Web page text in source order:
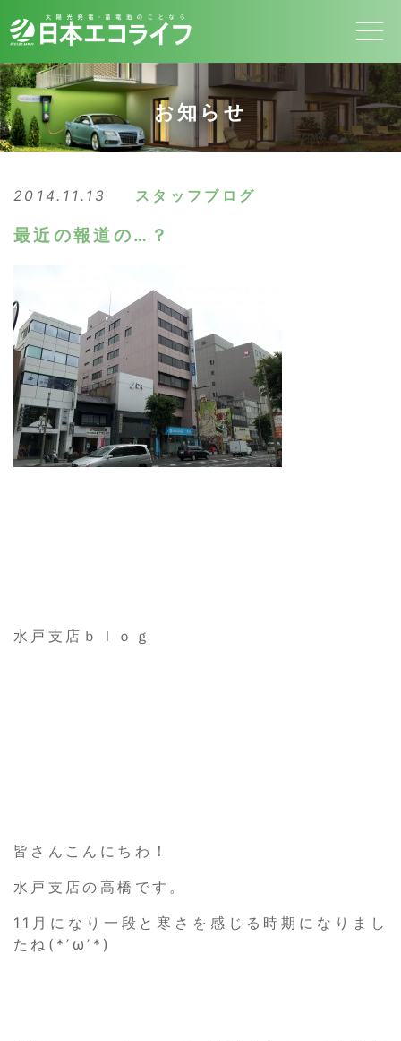
お知らせ
2014.11.13 スタッフブログ
最近の報道の…？
水戸支店ｂｌｏｇ
皆さんこんにちわ！
水戸支店の高橋です。
11月になり一段と寒さを感じる時期になりまし
たね(*’ω’*)